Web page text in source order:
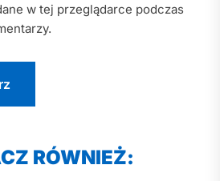
w tej przeglądarce podczas
RÓWNIEŻ: